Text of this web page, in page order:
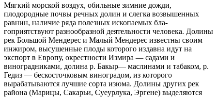
Мягкий морской воздух, обильные зим­ние дожди,
плодородные почвы речных долин и слегка возвышенных
равнин, наличие ряда полезных ископаемых бла­
гоприятствуют разнообразной деятельно­сти человека. Долины
рек Большой Мендерес и Малый Мендерес известны своим
инжиром, высушенные плоды которого издавна идут на
экспорт в Европу, окрест­ности Измира — садами и
виноградника­ми, долина р. Бакыр— маслинами и табаком, р.
Гедиз — бескосточковым ви­ноградом, из которого
вырабатываются лучшие сорта изюма. Долины других рек
района (Марицы, Сакарьи, Суеурлука, Эргене) выделяются